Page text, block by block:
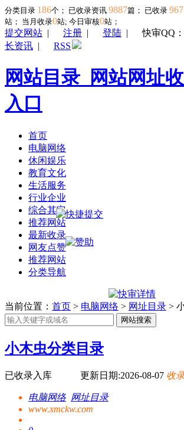
分类目录 186个； 已收录资讯 9887篇； 已收录
站； 当月收录0站; 今日审核0站；
提交网站 | 注册 | 登陆 |快审QQ
长资讯 | RSS
网站目录_网站网址
入口
首页
电脑网络
休闲娱乐
教育文化
生活服务
行业企业
综合其它
推荐网站
最新收录
网友点赞
推荐网站
分类导航
当前位置： 首页 > 电脑网络 > 网址目录 >
网站搜索
小木虫分类目录
已收录入库 更新日期:2026-08-07 收
电脑网络 网址目录
www.xmckw.com